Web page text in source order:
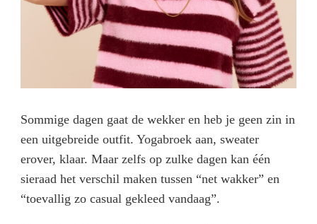
Sommige dagen gaat de wekker en heb je geen zin in
een uitgebreide outfit. Yogabroek aan, sweater
erover, klaar. Maar zelfs op zulke dagen kan één
sieraad het verschil maken tussen “net wakker” en
“toevallig zo casual gekleed vandaag”.